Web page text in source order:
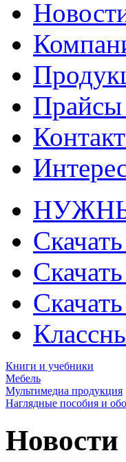
Книги и учебники
Мебель
Мультимедиа продукция
Наглядные пособия и
Новости